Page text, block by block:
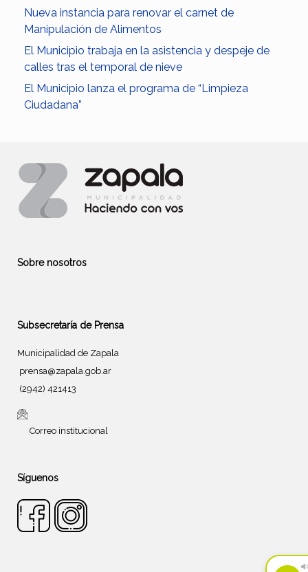
Nueva instancia para renovar el carnet de
Manipulación de Alimentos
El Municipio trabaja en la asistencia y despeje de
calles tras el temporal de nieve
El Municipio lanza el programa de “Limpieza
Ciudadana”
Sobre nosotros
Subsecretaría de Prensa
Municipalidad de Zapala
prensa@zapala.gob.ar
(2942) 421413
Correo institucional
Síguenos